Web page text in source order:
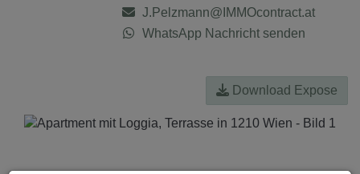
J.Pelzmann@IMMOcontract.at
WhatsApp Nachricht senden
Download Expose